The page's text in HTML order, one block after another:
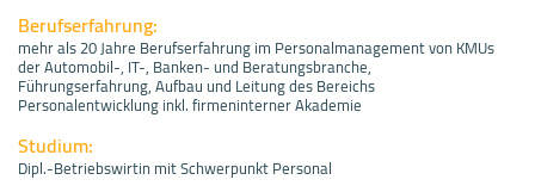
Berufserfahrung:
mehr als 20 Jahre Berufserfahrung im Personalmanagement von KMUs
der Automobil-, IT-, Banken- und Beratungsbranche,
Führungserfahrung, Aufbau und Leitung des Bereichs
Personalentwicklung inkl. firmeninterner Akademie
Studium:
Dipl.-Betriebswirtin mit Schwerpunkt Personal